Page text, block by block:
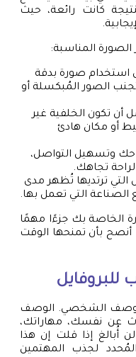
كانت رائعة، حيث
المناسبة:
استخدام صورة بدقة
الصور المُبكسلة أو
أن تكون الخلفية غير
أو مكان هادئ
وتسهيل التواصل،
تجاهك.
التي ترتديها تُظهر مدى
الصناعة التي تعمل بها.
الخاصة بك جزءًا مهمًا
أنصح بأن تمنحها الوقت
الوصف الشخصي. الوصف
عن نفسك، مهاراتك،
إذا قلت إن هذا
لجذب المهتمين